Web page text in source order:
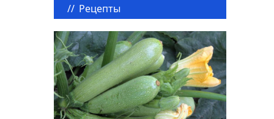
// Рецепты